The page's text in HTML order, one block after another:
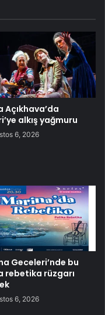
Açıkhava’da
alkış yağmuru
6, 2026
Geceleri’nde bu
rebetika rüzgarı
6, 2026